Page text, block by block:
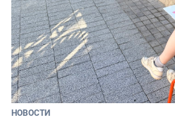
НОВОСТИ